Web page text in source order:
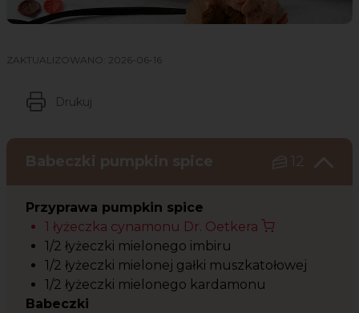
ZAKTUALIZOWANO: 2026-06-16
Drukuj
Babeczki pumpkin spice 12
Przyprawa pumpkin spice
1 łyżeczka cynamonu Dr. Oetkera
1/2 łyżeczki mielonego imbiru
1/2 łyżeczki mielonej gałki muszkatołowej
1/2 łyżeczki mielonego kardamonu
Babeczki